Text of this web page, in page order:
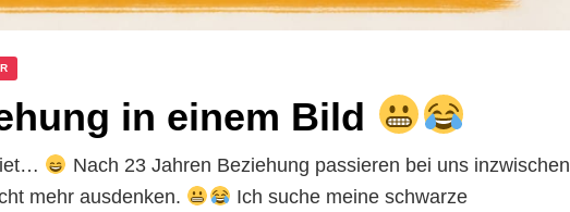
in einem Bild
Nach 23 Jahren Beziehung passieren bei uns inzwischen
mehr ausdenken.
Ich suche meine schwarze